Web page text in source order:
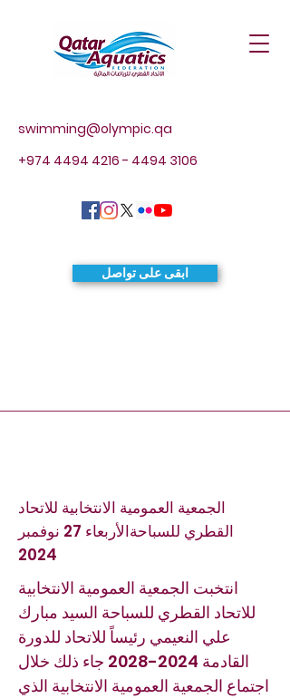
swimming@olympic.qa
+974 4494 4216 - 4494 3106
ابقى على تواصل
الجمعية العمومية الانتخابية للاتحاد
القطري للسباحةالأربعاء 27 نوفمبر
2024
انتخبت الجمعية العمومية الانتخابية
للاتحاد القطري للسباحة السيد مبارك
علي النعيمي رئيساً للاتحاد للدورة
القادمة 2024-2028
جاء ذلك خلال
اجتماع الجمعية العمومية الانتخابية الذي